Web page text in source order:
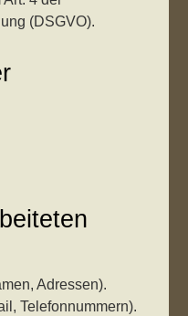
(DSGVO).
Adressen).
Telefonnummern).